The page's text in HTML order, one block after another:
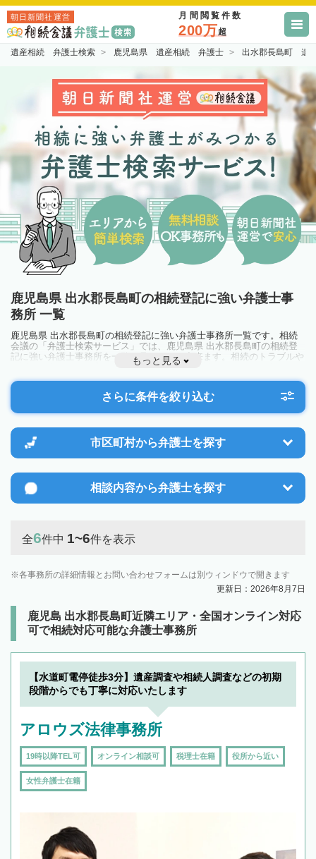
朝日新聞社運営 月間閲覧件数
200万超
遺産相続 弁護士検索 鹿児島県 遺産相続 弁護士 出水郡長島町 遺
鹿児島県 出水郡長島町の相続登記に強い弁護士事
務所 一覧
鹿児島県 出水郡長島町の相続登記に強い弁護士事務所一覧です。相続
会議の「弁護士検索サービス」では、鹿児島県 出水郡長島町の相続登
記に強い弁護士事務所を一覧で見ることが出来ます。相続のトラブルや
お悩みを抱えている方は一度近隣の弁護士に相談してみましょう。
もっと見る
さらに条件を絞り込む
市区町村から弁護士を探す
相談内容から弁護士を探す
全6件中 1~6件を表示
各事務所の詳細情報とお問い合わせフォームは別ウィンドウで開きます
更新日：2026年8月7日
鹿児島 出水郡長島町近隣エリア・全国オンライン対応
可で相続対応可能な弁護士事務所
【水道町電停徒歩3分】遺産調査や相続人調査などの初期
段階からでも丁寧に対応いたします
アロウズ法律事務所
19時以降TEL可 オンライン相談可 税理士在籍 役所から近い
女性弁護士在籍